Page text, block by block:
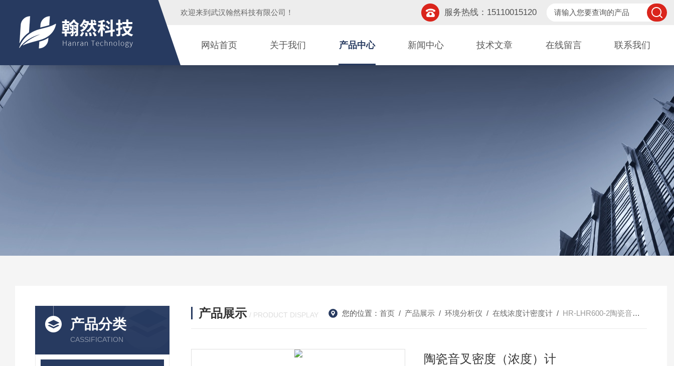
欢迎来到 武汉翰然科技有限公司 ！ 服务热线：15110015120
网站首页 关于我们 产品中心 新闻中心 技术文章 在线留言 联系我们
产品分类
CASSIFICATION
产品展示 / PRODUCT DISPLAY 您的位置： 首页/ 产品展示/ 环境分析仪 / 在线浓度计密度计/ HR-LHR600-2陶瓷音叉密度（浓度）计
陶瓷音叉密度（浓度）计